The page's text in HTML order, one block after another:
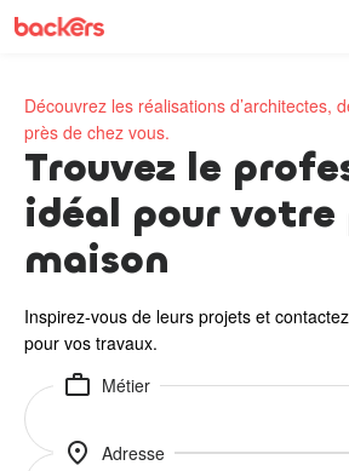
Skip to content
Découvrez les réalisations d’architectes,
près de chez vous.
Trouvez le
idéal pour
maison
Inspirez-vous de leurs projets et
pour vos travaux.
work Métier
location_on Adresse